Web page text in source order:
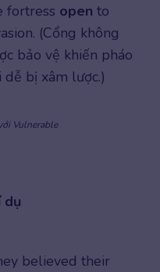
fortress open to
(Cổng không
bảo vệ khiến pháo
dễ bị xâm lược.)
Vulnerable
dụ
believed their